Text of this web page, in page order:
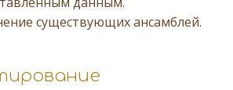
существующих ансамблей.